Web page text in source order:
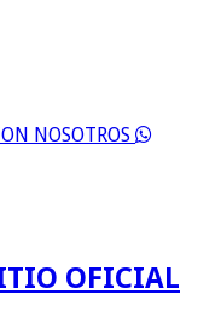
NOSOTROS
OFICIAL